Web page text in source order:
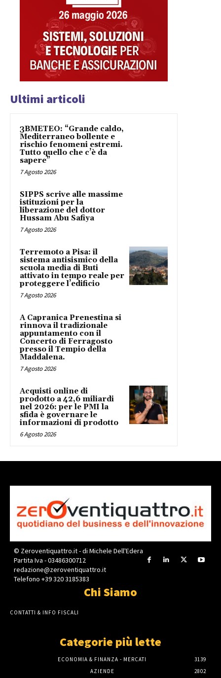
Ultimi articoli
3BMETEO: “Grande caldo,
Mediterraneo bollente e
rischio fenomeni estremi.
Tutto quello che c’è da
sapere”
7 Agosto 2026
SIPPS scrive alle massime
istituzioni per la
liberazione del dottor
Hussam Abu Safiya
7 Agosto 2026
Terremoto a Pisa: il
sistema antisismico della
scuola media di Buti
attivato in tempo reale per
proteggere l’edificio
7 Agosto 2026
A Capranica Prenestina si
rinnova il tradizionale
appuntamento con il
Concerto di Ferragosto
presso il Tempio della
Maddalena.
7 Agosto 2026
Acquisti online di
prodotto a 42,6 miliardi
nel 2026: per le PMI la
sfida è governare le
informazioni di prodotto
6 Agosto 2026
© Zeroventiquattro.it - di Michele Dell'Edera
Partita Iva - 03486300712
redazione@zeroventiquattro.it
Telefono +39 320 3185383
Chi Siamo
CONTATTI & INFO FISCALI
Categorie più lette
ECONOMIA & FINANZA - MERCATI
3139
AZIENDE
2802